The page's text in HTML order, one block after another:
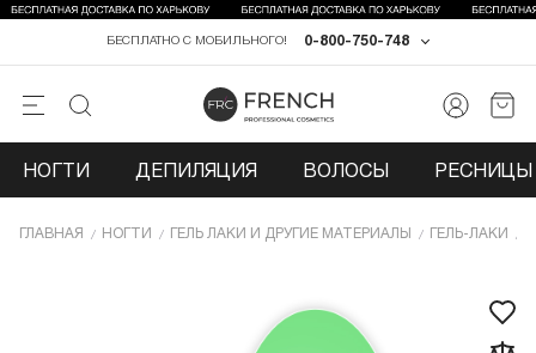
0-800-750-748
БЕСПЛАТНО С МОБИЛЬНОГО!
НОГТИ ДЕПИЛЯЦИЯ ВОЛОСЫ РЕСНИЦЫ
ГЛАВНАЯ НОГТИ ГЕЛЬ ЛАКИ И ДРУГИЕ МАТЕРИАЛЫ ГЕЛЬ-ЛАКИ